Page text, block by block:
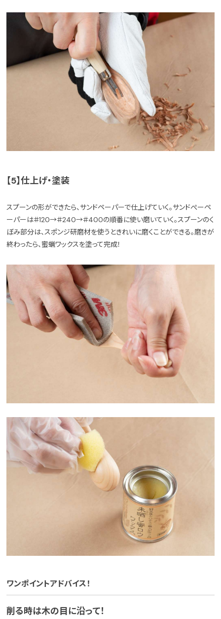
【5】仕上げ・塗装
スプーンの形ができたら、サンドペーパーで仕上げていく。サンドぺーペ
ーパーは＃120→＃240→＃400の順番に使い磨いていく。スプーンのく
ぼみ部分は、スポンジ研磨材を使うときれいに磨くことができる。磨きが
終わったら、蜜蝋ワックスを塗って完成！
ワンポイントアドバイス！
削る時は木の目に沿って！